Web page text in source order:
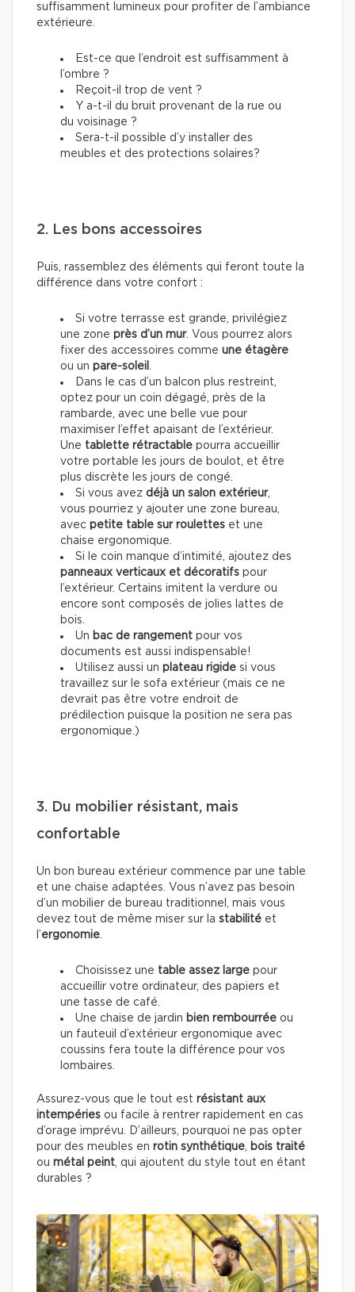
suffisamment lumineux pour profiter de l’ambiance
extérieure.
Est-ce que l’endroit est suffisamment à
l’ombre ?
Reçoit-il trop de vent ?
Y a-t-il du bruit provenant de la rue ou
du voisinage ?
Sera-t-il possible d’y installer des
meubles et des protections solaires?
2. Les bons accessoires
Puis, rassemblez des éléments qui feront toute la
différence dans votre confort :
Si votre terrasse est grande, privilégiez
une zone près d’un mur. Vous pourrez alors
fixer des accessoires comme une étagère
ou un pare-soleil
Dans le cas d’un balcon plus restreint,
optez pour un coin dégagé, près de la
rambarde, avec une belle vue pour
maximiser l’effet apaisant de l’extérieur.
Une tablette rétractable pourra accueillir
votre portable les jours de boulot, et être
plus discrète les jours de congé.
Si vous avez déjà un salon extérieur,
vous pourriez y ajouter une zone bureau,
avec petite table sur roulettes et une
chaise ergonomique.
Si le coin manque d’intimité, ajoutez des
panneaux verticaux et décoratifs pour
l’extérieur. Certains imitent la verdure ou
encore sont composés de jolies lattes de
bois.
Un bac de rangement pour vos
documents est aussi indispensable!
Utilisez aussi un plateau rigide si vous
travaillez sur le sofa extérieur (mais ce ne
devrait pas être votre endroit de
prédilection puisque la position ne sera pas
ergonomique.)
3. Du mobilier résistant, mais
confortable
Un bon bureau extérieur commence par une table
et une chaise adaptées. Vous n’avez pas besoin
d’un mobilier de bureau traditionnel, mais vous
devez tout de même miser sur la stabilité et
l’ergonomie
Choisissez une table assez large pour
accueillir votre ordinateur, des papiers et
une tasse de café.
Une chaise de jardin bien rembourrée ou
un fauteuil d’extérieur ergonomique avec
coussins fera toute la différence pour vos
lombaires.
Assurez-vous que le tout est résistant aux
intempéries ou facile à rentrer rapidement en cas
d’orage imprévu. D’ailleurs, pourquoi ne pas opter
pour des meubles en rotin synthétique
bois traité
ou métal peint , qui ajoutent du style tout en étant
durables ?